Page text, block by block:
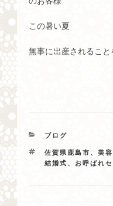
この暑い夏
無事に出産されるこ
カ
ゴ
リ
ブログ
タ
グ
佐賀県鹿島市、美
結婚式、お呼ばれ